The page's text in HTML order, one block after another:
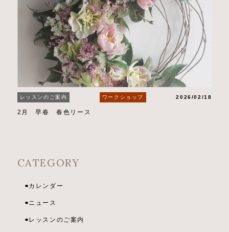
レッスンのご案内 ワークショップ 2026/02/18
2月 早春 春色リース
CATEGORY
■カレンダー
■ニュース
■レッスンのご案内